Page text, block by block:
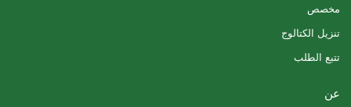
مخصص
تنزيل الكتالوج
تتبع الطلب
عن